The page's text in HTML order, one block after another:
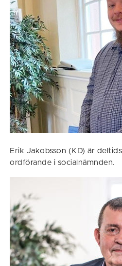
Erik Jakobsson (KD) är
ordförande i socialnämnden.